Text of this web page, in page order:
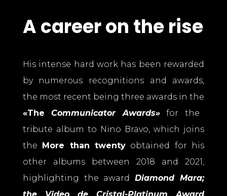
A career on the rise
His intense hard work has been rewarded
by numerous recognitions and awards,
the most recent being three awards in the
«The
Communicator Awards»
for the
tribute album to Nino Bravo, which joins
the More than twenty obtained for his
other albums between 2018 and 2021,
highlighting the awardDiamond Mara;